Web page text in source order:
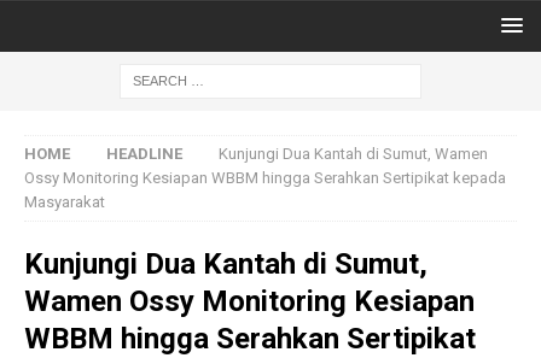
HOME HEADLINE
Kunjungi Dua Kantah di Sumut, Wamen
Ossy Monitoring Kesiapan WBBM hingga Serahkan Sertipikat kepada
Masyarakat
Kunjungi Dua Kantah di Sumut,
Wamen Ossy Monitoring Kesiapan
WBBM hingga Serahkan Sertipikat